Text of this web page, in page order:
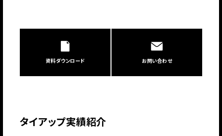
資料ダウンロード お問い合わせ
タイアップ実績紹介